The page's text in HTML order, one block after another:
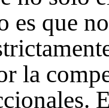
es que
la